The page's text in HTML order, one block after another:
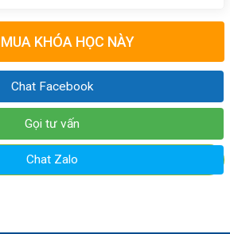
KHÓA HỌC NÀY
Chat Facebook
Gọi tư vấn
Chat Zalo